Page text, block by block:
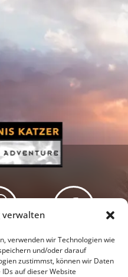
verwalten
verwenden wir Technologien wie
und/oder darauf
zustimmst, können wir Daten
auf dieser Website
Facebook